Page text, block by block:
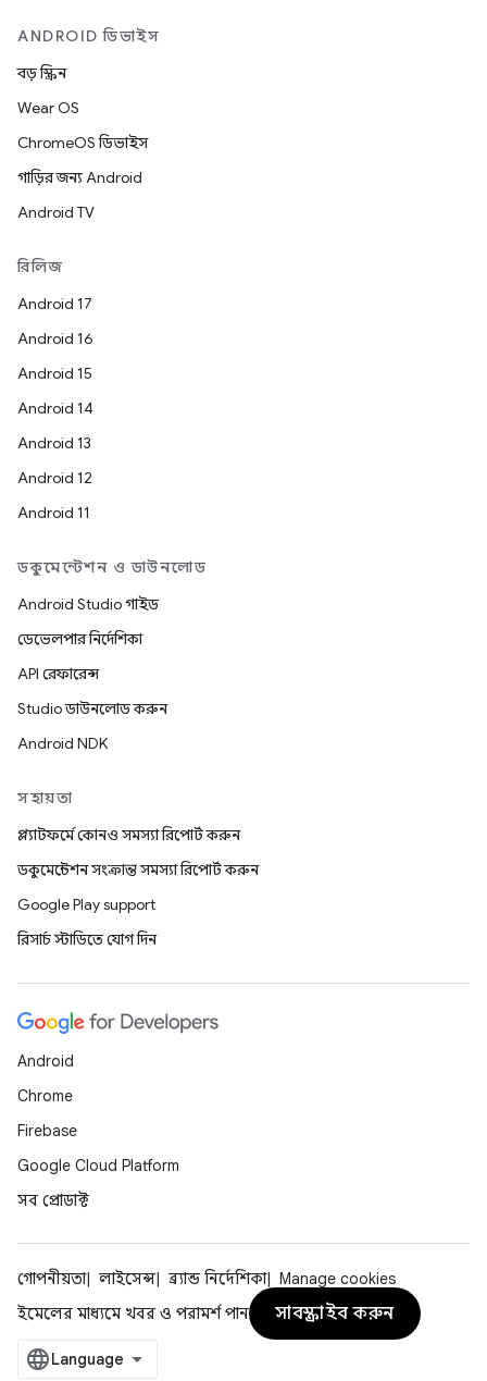
ANDROID ডিভাইস
বড় স্ক্রিন
Wear OS
ChromeOS ডিভাইস
গাড়ির জন্য Android
Android TV
রিলিজ
Android 17
Android 16
Android 15
Android 14
Android 13
Android 12
Android 11
ডকুমেন্টেশন ও ডাউনলোড
Android Studio গাইড
ডেভেলপার নির্দেশিকা
API রেফারেন্স
Studio ডাউনলোড করুন
Android NDK
সহায়তা
প্ল্যাটফর্মে কোনও সমস্যা রিপোর্ট করুন
ডকুমেন্টেশন সংক্রান্ত সমস্যা রিপোর্ট করুন
Google Play support
রিসার্চ স্টাডিতে যোগ দিন
Android
Chrome
Firebase
Google Cloud Platform
সব প্রোডাক্ট
গোপনীয়তা লাইসেন্স ব্র্যান্ড নির্দেশিকা
Manage cookies
ইমেলের মাধ্যমে খবর ও পরামর্শ পান
সাবস্ক্রাইব করুন